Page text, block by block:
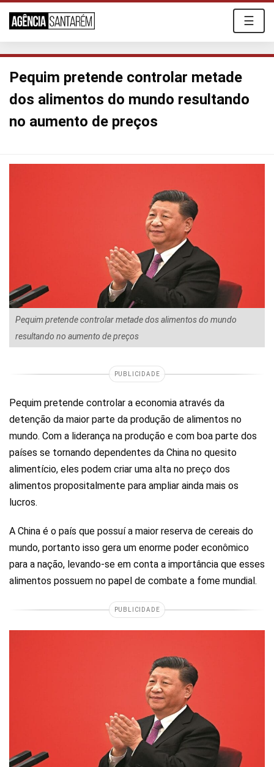
☰
Pequim pretende controlar metade
dos alimentos do mundo resultando
no aumento de preços
Pequim pretende controlar metade dos alimentos do mundo
resultando no aumento de preços
PUBLICIDADE
Pequim pretende controlar a economia através da
detenção da maior parte da produção de alimentos no
mundo. Com a liderança na produção e com boa parte dos
países se tornando dependentes da China no quesito
alimentício, eles podem criar uma alta no preço dos
alimentos propositalmente para ampliar ainda mais os
lucros.
A China é o país que possuí a maior reserva de cereais do
mundo, portanto isso gera um enorme poder econômico
para a nação, levando-se em conta a importância que esses
alimentos possuem no papel de combate a fome mundial.
PUBLICIDADE